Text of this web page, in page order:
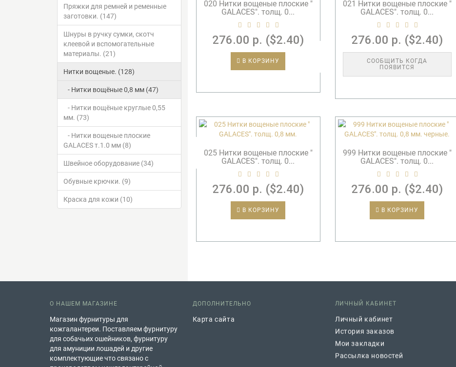
Пряжки для ремней и ременные
заготовки. (147)
Шнуры в ручку сумки, скотч
клеевой и вспомогательные
материалы. (21)
Нитки вощеные. (128)
- Нитки вощёные 0,8 мм (47)
- Нитки вощёные круглые 0,55
мм. (73)
- Нитки вощеные плоские
GALACES т.1.0 мм (8)
Швейное оборудование (34)
Обувные крючки. (9)
Краска для кожи (10)
020 Нитки вощеные плоские "
GALACES". толщ. 0...
276.00 р. ($2.40)
В КОРЗИНУ
021 Нитки вощеные плоские "
GALACES". толщ. 0...
276.00 р. ($2.40)
СООБЩИТЬ КОГДА
ПОЯВИТСЯ
025 Нитки вощеные плоские "
GALACES". толщ. 0...
276.00 р. ($2.40)
В КОРЗИНУ
999 Нитки вощеные плоские "
GALACES". толщ. 0...
276.00 р. ($2.40)
В КОРЗИНУ
О НАШЕМ МАГАЗИНЕ
Магазин фурнитуры для
кожгалантереи. Поставляем фурнитуру
для собачьих ошейников, фурнитуру
для амуниции лошадей и другие
комплектующие что связано с
ДОПОЛНИТЕЛЬНО
Карта сайта
ЛИЧНЫЙ КАБИНЕТ
Личный кабинет
История заказов
Мои закладки
Рассылка новостей